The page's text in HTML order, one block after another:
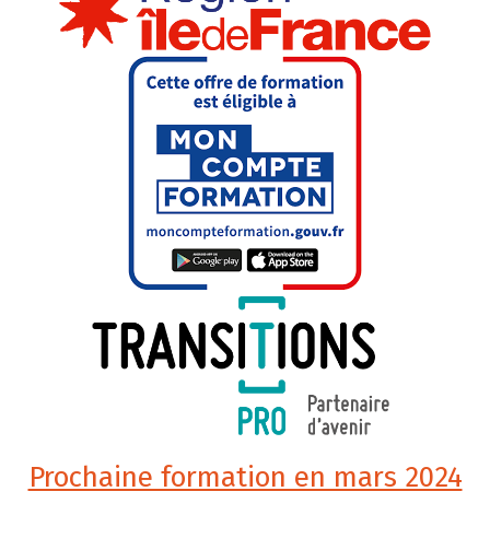
Prochaine formation en mars 2024